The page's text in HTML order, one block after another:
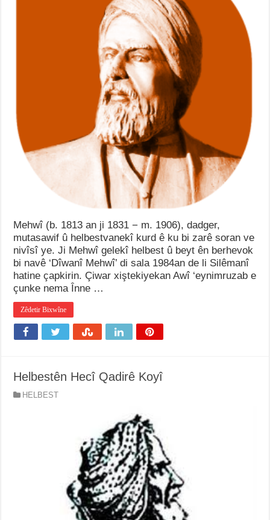
Mehwî (b. 1813 an ji 1831 − m. 1906), dadger,
mutasawif û helbestvanekî kurd ê ku bi zarê soran ve
nivîsî ye. Ji Mehwî gelekî helbest û beyt ên berhevok
bi navê ‘Dîwanî Mehwî’ di sala 1984an de li Silêmanî
hatine çapkirin. Çiwar xiştekiyekan Awî ‘eynimruzab e
çunke nema Înne …
Zêdetir Bixwîne
Helbestên Hecî Qadirê Koyî
HELBEST